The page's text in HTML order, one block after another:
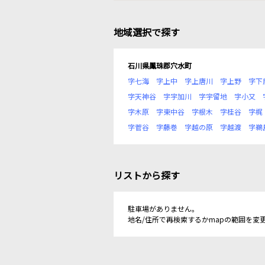
地域選択で探す
石川県鳳珠郡穴水町
字七海
字上中 字上唐川 字上野
字下
字天神谷
字宇加川 字宇留地 字小又
字木原
字東中谷 字根木 字桂谷
字梶
字菅谷
字藤巻 字越の原 字越渡 字鵜
リストから探す
駐車場がありません。
地名/住所で再検索するかmapの範囲を変